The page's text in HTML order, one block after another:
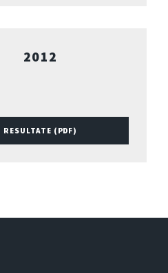
2012
RESULTATE (PDF)